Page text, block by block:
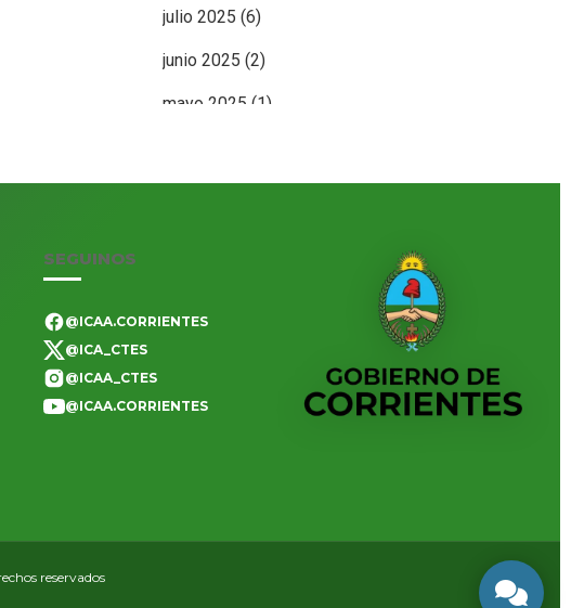
julio 2025 (6)
junio 2025 (2)
mayo 2025 (1)
SEGUINOS
@ICAA.CORRIENTES
@ICA_CTES
@ICAA_CTES
@ICAA.CORRIENTES
reservados